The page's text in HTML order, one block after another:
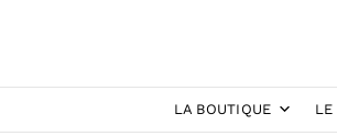
LA BOUTIQUE LE